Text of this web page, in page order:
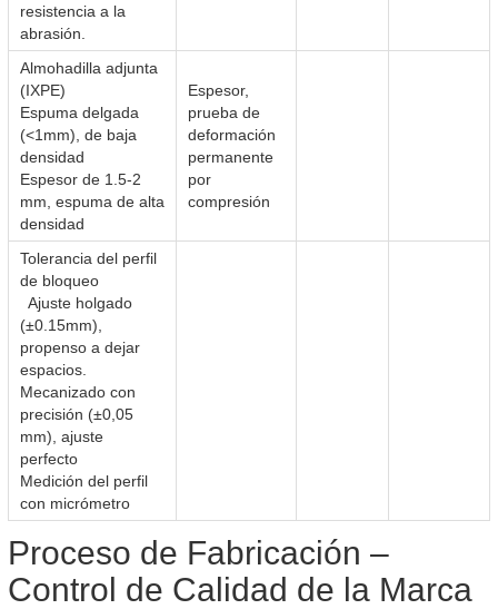
resistencia a la
abrasión.
Almohadilla adjunta
(IXPE)
Espuma delgada
(<1mm), de baja
densidad
Espesor de 1.5-2
mm, espuma de alta
densidad
Espesor,
prueba de
deformación
permanente
por
compresión
Tolerancia del perfil
de bloqueo
Ajuste holgado
(±0.15mm),
propenso a dejar
espacios.
Mecanizado con
precisión (±0,05
mm), ajuste
perfecto
Medición del perfil
con micrómetro
Proceso de Fabricación –
Control de Calidad de la Marca